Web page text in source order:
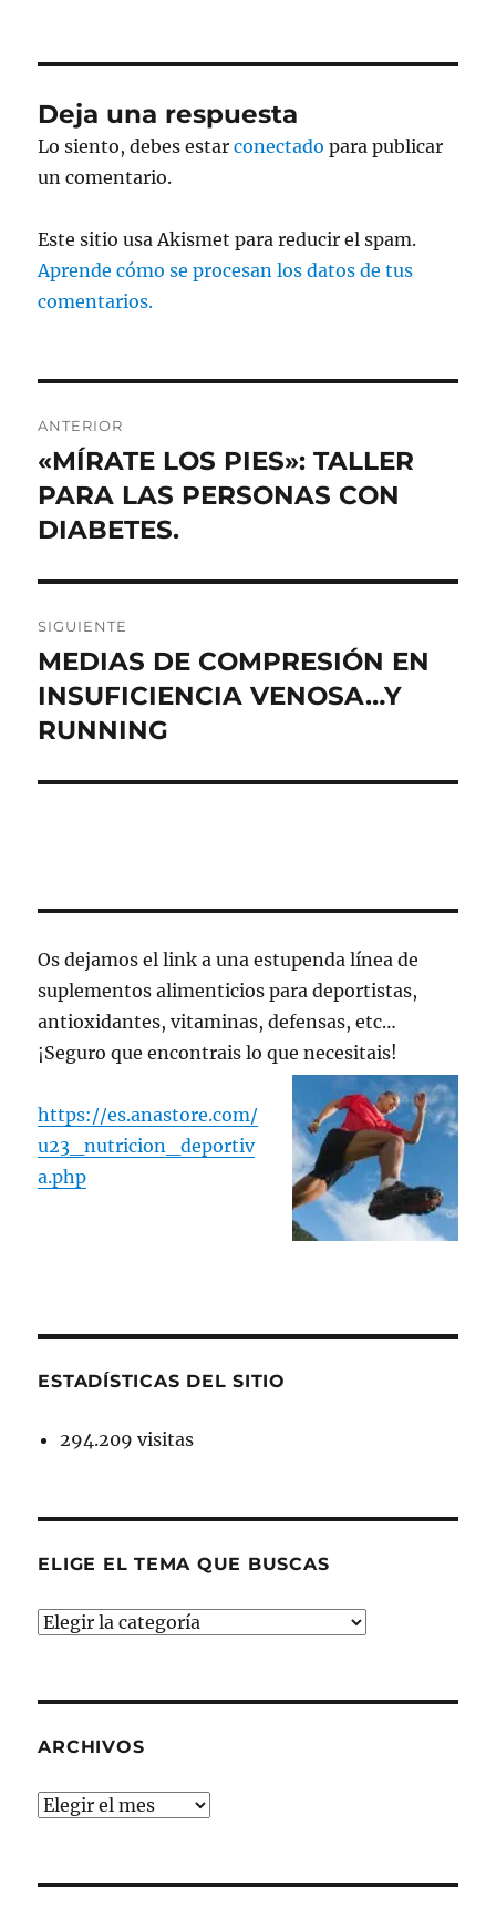
Deja una respuesta
Lo siento, debes estarconectado para publicar
un comentario.
Este sitio usa Akismet para reducir el spam.
Aprende cómo se procesan los datos de tus
comentarios.
de
entradas
ANTERIOR
Entrada
anterior:
«MÍRATE LOS PIES»: TALLER
PARA LAS PERSONAS CON
DIABETES.
SIGUIENTE
Entrada
siguiente:
MEDIAS DE COMPRESIÓN EN
INSUFICIENCIA VENOSA…Y
RUNNING
Os dejamos el link a una estupenda línea de
suplementos alimenticios para deportistas,
antioxidantes, vitaminas, defensas, etc…
¡Seguro que encontrais lo que necesitais!
https://es.anastore.com/
u23_nutricion_deportiv
a.php
ESTADÍSTICAS DEL SITIO
294.209 visitas
ELIGE EL TEMA QUE BUSCAS
ELIGE
BUSCAS
ARCHIVOS
Archivos